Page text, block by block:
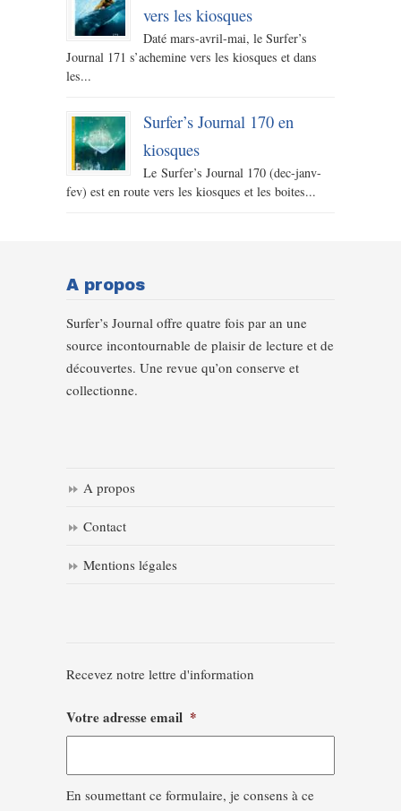
vers les kiosques
Daté mars-avril-mai, le Surfer’s
Journal 171 s’achemine vers les kiosques et dans
les...
Surfer’s Journal 170 en
kiosques
Le Surfer’s Journal 170 (dec-janv-
fev) est en route vers les kiosques et les boites...
A propos
Surfer’s Journal offre quatre fois par an une
source incontournable de plaisir de lecture et de
découvertes. Une revue qu’on conserve et
collectionne.
A propos
Contact
Mentions légales
Recevez notre lettre d'information
Votre adresse email *
En soumettant ce formulaire, je consens à ce